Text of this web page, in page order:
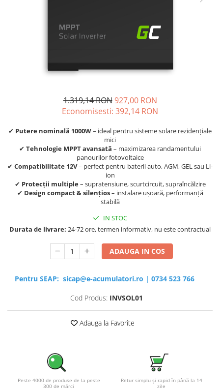
Redresoare, incarcatoare si testere
1.319,14 RON 927,00 RON
Economisesti: 392,14 RON
✔ Putere nominală 1000W– ideal pentru sisteme solare rezidențiale
mici
✔ Tehnologie MPPT avansată – maximizarea randamentului
panourilor fotovoltaice
✔ Compatibilitate 12V– perfect pentru baterii auto, AGM, GEL sau Li-
ion
✔ Protecții multiple– supratensiune, scurtcircuit, supraîncălzire
✔ Design compact & silențios– instalare ușoară, performanță
stabilă
IN STOC
Durata de livrare: 24-72 ore, termen informativ, nu este contractual
ADAUGA IN COS
Pentru SEAP: sicap@e-acumulatori.ro | 0734 523 766
Cod Produs: INVSOL01
Adauga la Favorite
Peste 4000 de produse de la peste
300 de mărci
Retur simplu și rapid în până la 14
zile